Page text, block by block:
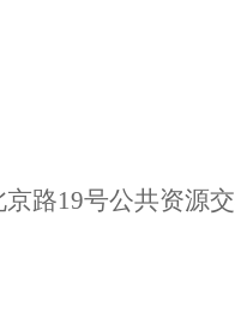
京路19号公共资源